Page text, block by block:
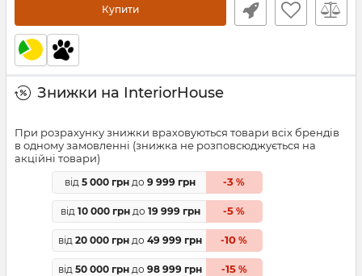
Купити
Знижки на InteriorHouse
При розрахунку знижки враховуються товари всіх брендів
в одному замовленні (знижка не розповсюджується на
акційні товари)
від 5 000 грн до 9 999 грн -3 %
від 10 000 грндо 19 999 грн -5 %
від 20 000 грн до 49 999 грн -10 %
від 50 000 грн до 98 999 грн -15%